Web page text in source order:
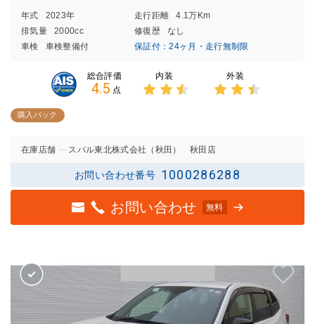
年式 2023年 走行距離
4.1万Km
排気量
2000cc 修復歴
なし
車検
車検整備付 保証付：24ヶ月・走行無制限
総合評価
4.5 点
内装 外装
購入パック
在庫店舗 スバル東北株式会社（秋田） 秋田店
お問い合わせ番号 1000286288
お問い合わせ 無料